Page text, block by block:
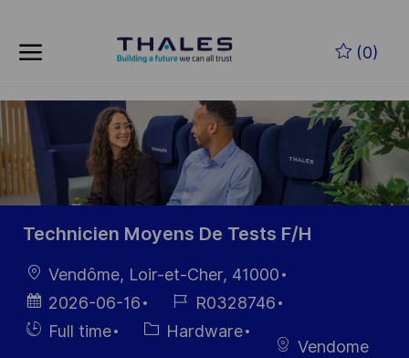
(0)
-
Technicien Moyens De Tests F/H
Ort Vendôme, Loir-et-Cher, 41000
Datum der
Veröffentlichung
2026-06-16
Job-
ID
R0328746
Einstellunngstyp
Full time Kategorie
Hardware
Vendome